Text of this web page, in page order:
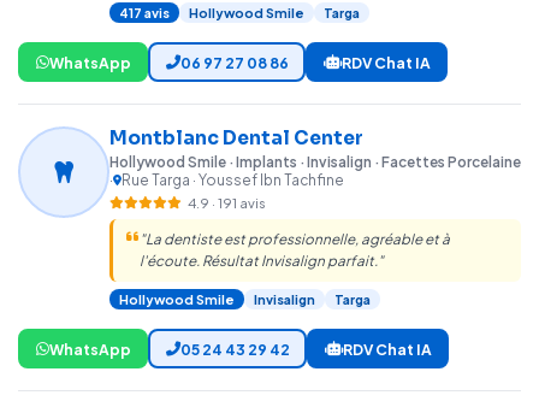
417 avis Hollywood Smile Targa
WhatsApp 06 97 27 08 86 RDV Chat IA
Montblanc Dental Center
Hollywood Smile · Implants · Invisalign · Facettes Porcelaine
·
Rue Targa · Youssef Ibn Tachfine
4.9 · 191 avis
"La dentiste est professionnelle, agréable et à
l'écoute. Résultat Invisalign parfait."
Hollywood Smile Invisalign Targa
WhatsApp 05 24 43 29 42 RDV Chat IA